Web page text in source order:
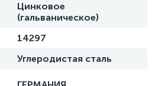
Цинковое
(гальваническое)
14297
Углеродистая сталь